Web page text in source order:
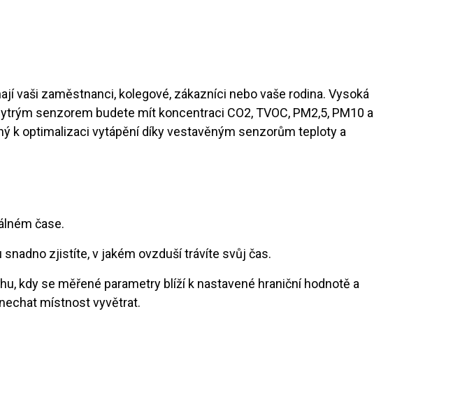
vaši zaměstnanci, kolegové, zákazníci nebo vaše rodina. Vysoká
senzorem budete mít koncentraci CO2, TVOC, PM2,5, PM10 a
k optimalizaci vytápění díky vestavěným senzorům teploty a
čase.
zjistíte, v jakém ovzduší trávíte svůj čas.
kdy se měřené parametry blíží k nastavené hraniční hodnotě a
místnost vyvětrat.